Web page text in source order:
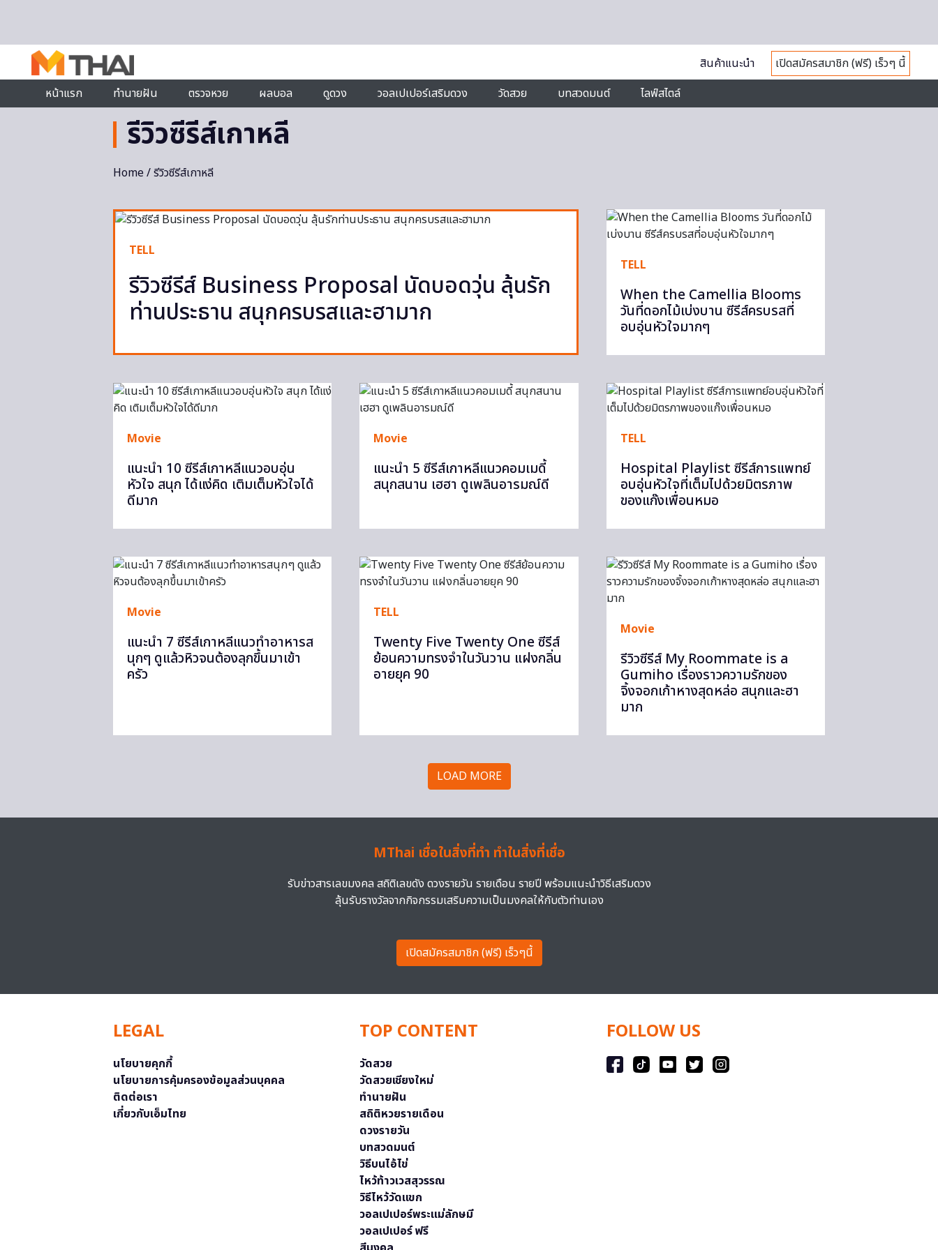
สินค้าแนะนำ
เปิดสมัครสมาชิก (ฟรี) เร็วๆ นี้
หน้าแรก
ทำนายฝัน ตรวจหวย ผลบอล ดูดวง วอลเปเปอร์เสริมดวง วัดสวย บทสวดมนต์ ไลฟ์สไตล์
รีวิวซีรีส์เกาหลี
Home/ รีวิวซีรีส์เกาหลี
TELL
รีวิวซีรีส์ Business Proposal นัดบอดวุ่น ลุ้นรัก
ท่านประธาน สนุกครบรสและฮามาก
TELL
When the Camellia Blooms
วันที่ดอกไม้เบ่งบาน ซีรีส์ครบรสที่
อบอุ่นหัวใจมากๆ
Movie
แนะนำ 10 ซีรีส์เกาหลีแนวอบอุ่น
หัวใจ สนุก ได้แง่คิด เติมเต็มหัวใจได้
ดีมาก
Movie
แนะนำ 5 ซีรีส์เกาหลีแนวคอมเมดี้
สนุกสนาน เฮฮา ดูเพลินอารมณ์ดี
TELL
Hospital Playlist ซีรีส์การแพทย์
อบอุ่นหัวใจที่เต็มไปด้วยมิตรภาพ
ของแก๊งเพื่อนหมอ
Movie
แนะนำ 7 ซีรีส์เกาหลีแนวทำอาหารส
นุกๆ ดูแล้วหิวจนต้องลุกขึ้นมาเข้า
ครัว
TELL
Twenty Five Twenty One ซีรีส์
ย้อนความทรงจำในวันวาน แฝงกลิ่น
อายยุค 90
Movie
รีวิวซีรีส์ My Roommate is a
Gumiho เรื่องราวความรักของ
จิ้งจอกเก้าหางสุดหล่อ สนุกและฮา
มาก
LOAD MORE
MThai เชื่อในสิ่งที่ทำ ทำในสิ่งที่เชื่อ
รับข่าวสารเลขมงคล สถิติเลขดัง ดวงรายวัน รายเดือน รายปี พร้อมแนะนำวิธีเสริมดวง
ลุ้นรับรางวัลจากกิจกรรมเสริมความเป็นมงคลให้กับตัวท่านเอง
เปิดสมัครสมาชิก (ฟรี) เร็วๆนี้
LEGAL
นโยบายคุกกี้
นโยบายการคุ้มครองข้อมูลส่วนบุคคล
ติดต่อเรา
เกี่ยวกับเอ็มไทย
TOP CONTENT
วัดสวย
วัดสวยเชียงใหม่
ทำนายฝัน
สถิติหวยรายเดือน
ดวงรายวัน
บทสวดมนต์
วิธีบนไอ้ไข่
ไหว้ท้าวเวสสุวรรณ
วิธีไหว้วัดแขก
วอลเปเปอร์พระแม่ลักษมี
วอลเปเปอร์ ฟรี
FOLLOW US